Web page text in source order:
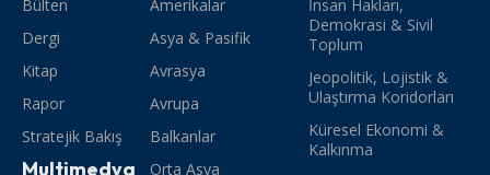
Bülten
Dergi
Kitap
Rapor
Stratejik Bakış
Multimedya
Amerikalar
Asya & Pasifik
Avrasya
Avrupa
Balkanlar
Orta Asya
İnsan Hakları,
Demokrasi & Sivil
Toplum
Jeopolitik, Lojistik &
Ulaştırma Koridorları
Küresel Ekonomi &
Kalkınma